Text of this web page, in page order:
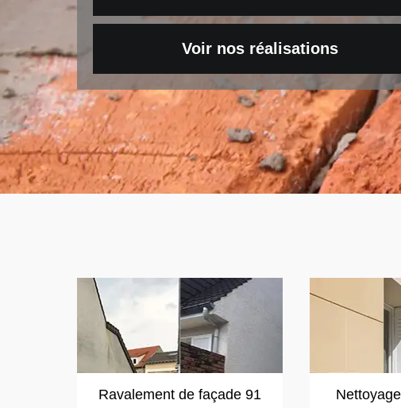
Voir nos réalisations
Ravalement de façade 91